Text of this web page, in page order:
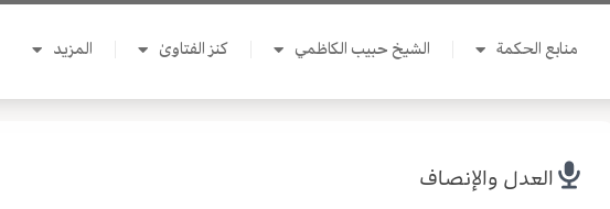
منابع الحكمة الشيخ حبيب الكاظمي كنز الفتاوىٰ المزيد
العدل والإنصاف